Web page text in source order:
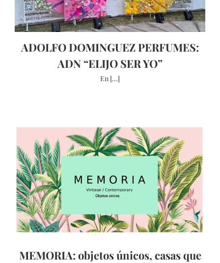
ADOLFO DOMINGUEZ PERFUMES:
ADN “ELIJO SER YO”
En [...]
MEMORIA: objetos únicos, casas que